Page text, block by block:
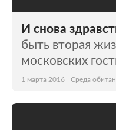
И снова
быть вторая
московских
1 марта 2016 Среда